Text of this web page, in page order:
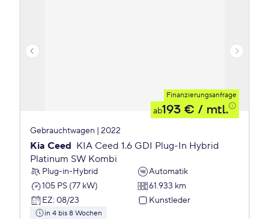
Finanzierungsanfrage
ab193 € / mtl.
Gebrauchtwagen | 2022
Kia Ceed KIA Ceed 1.6 GDI Plug-In Hybrid
Platinum SW Kombi
Plug-in-Hybrid
Automatik
105 PS (77 kW)
61.933 km
EZ: 08/23 Kunstleder
in 4 bis 8 Wochen